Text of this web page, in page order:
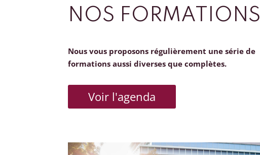
NOS FORMATIONS
Nous vous proposons régulièrement une série de
formations aussi diverses que complètes.
Voir l'agenda